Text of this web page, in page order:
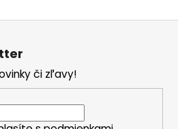
či zľavy!